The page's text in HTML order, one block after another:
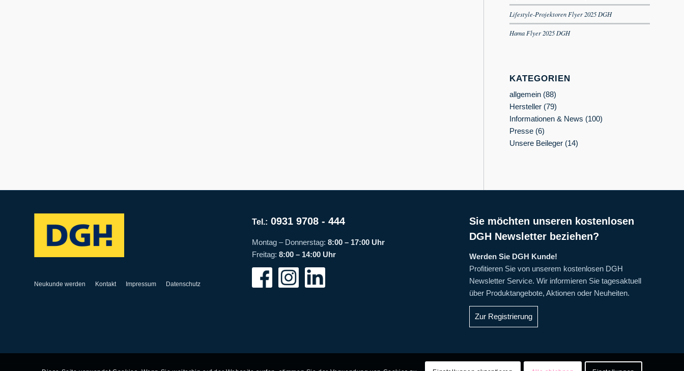
Lifestyle-Projektoren Flyer 2025 DGH
Hama Flyer 2025 DGH
KATEGORIEN
allgemein (88)
Hersteller (79)
Informationen & News (100)
Presse (6)
Unsere Beileger (14)
Neukunde werden Kontakt Impressum Datenschutz
Tel.: 0931 9708 - 444
Montag – Donnerstag: 8:00 – 17:00 Uhr
Freitag: 8:00 – 14:00 Uhr
Sie möchten unseren kostenlosen
DGH Newsletter beziehen?
Werden Sie DGH Kunde!
Profitieren Sie von unserem kostenlosen DGH
Newsletter Service. Wir informieren Sie tagesaktuell
über Produktangebote, Aktionen oder Neuheiten.
Zur Registrierung